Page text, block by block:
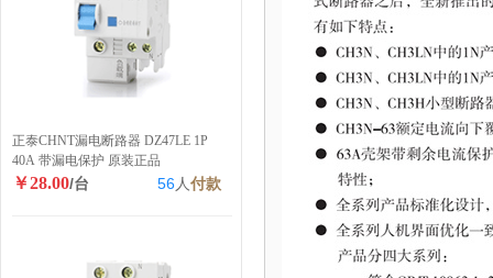
正泰CHNT漏电断路器 DZ47LE 1P
40A 带漏电保护 原装正品
￥28.00/台 56人付款